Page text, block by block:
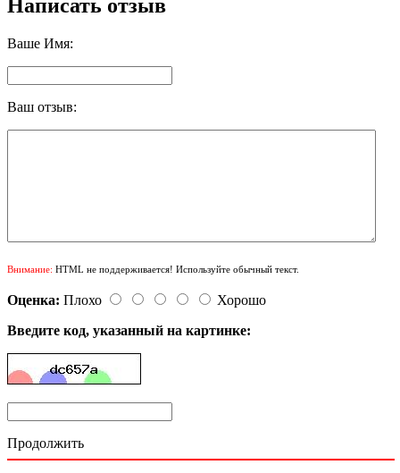
Написать отзыв
Ваше Имя:
Ваш отзыв:
Внимание: HTML не поддерживается! Используйте обычный текст.
Оценка: Плохо
Хорошо
Введите код, указанный на картинке:
Продолжить